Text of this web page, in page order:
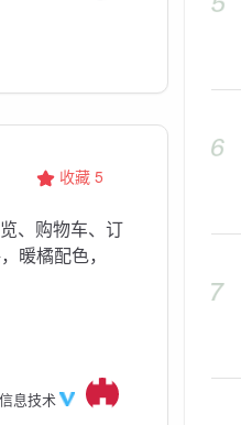
收藏 5
、购物车、订
暖橘配色，
息技术